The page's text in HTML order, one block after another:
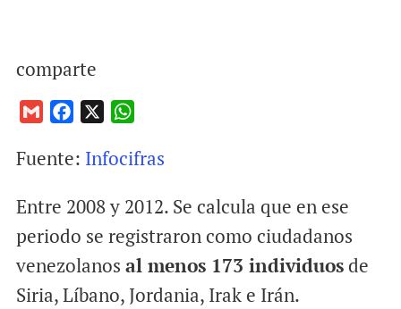
comparte
a
l
c
b
k
a
s
A
p
p
Fuente: Infocifras
Entre 2008 y 2012. Se calcula que en ese
periodo se registraron como ciudadanos
venezolanos al menos 173 individuosde
Siria, Líbano, Jordania, Irak e Irán.